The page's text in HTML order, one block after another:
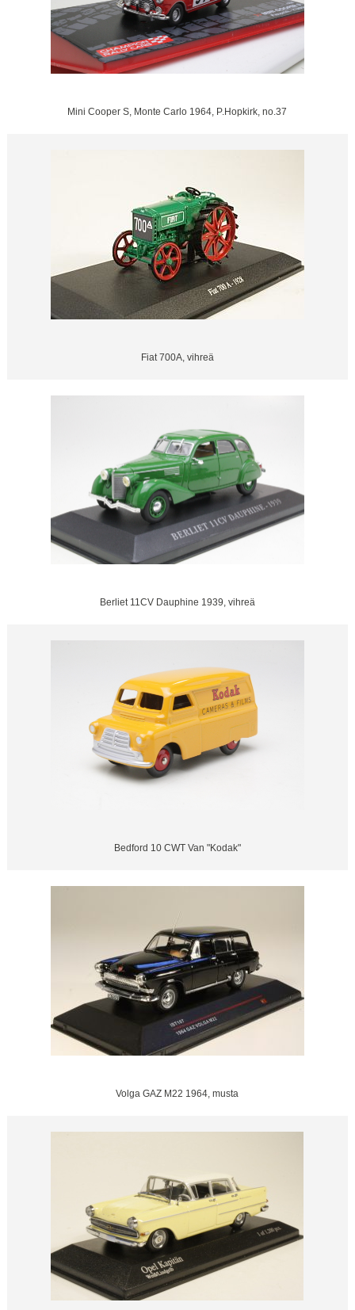
Mini Cooper S, Monte Carlo 1964, P.Hopkirk, no.37
Fiat 700A, vihreä
Berliet 11CV Dauphine 1939, vihreä
Bedford 10 CWT Van "Kodak"
Volga GAZ M22 1964, musta